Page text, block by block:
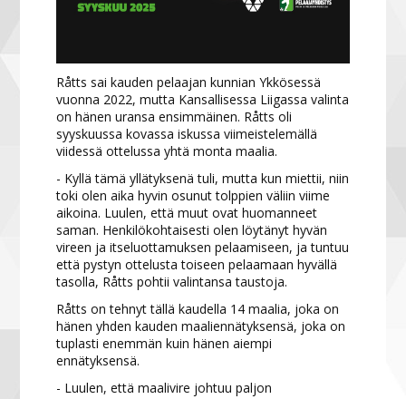
Råtts sai kauden pelaajan kunnian Ykkösessä
vuonna 2022, mutta Kansallisessa Liigassa valinta
on hänen uransa ensimmäinen. Råtts oli
syyskuussa kovassa iskussa viimeistelemällä
viidessä ottelussa yhtä monta maalia.
- Kyllä tämä yllätyksenä tuli, mutta kun miettii, niin
toki olen aika hyvin osunut tolppien väliin viime
aikoina. Luulen, että muut ovat huomanneet
saman. Henkilökohtaisesti olen löytänyt hyvän
vireen ja itseluottamuksen pelaamiseen, ja tuntuu
että pystyn ottelusta toiseen pelaamaan hyvällä
tasolla, Råtts pohtii valintansa taustoja.
Råtts on tehnyt tällä kaudella 14 maalia, joka on
hänen yhden kauden maaliennätyksensä, joka on
tuplasti enemmän kuin hänen aiempi
ennätyksensä.
- Luulen, että maalivire johtuu paljon